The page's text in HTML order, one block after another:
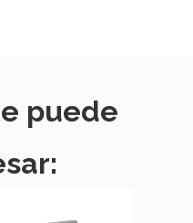
puede